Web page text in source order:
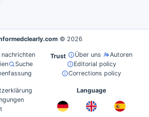
© 2026
nachrichten
Suche
Trust Über uns
Autoren
Editorial policy
Corrections policy
Language